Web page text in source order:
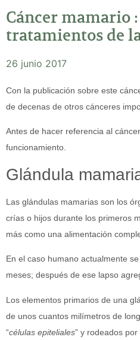
Cáncer mamario
tratamientos de
26 junio 2017
Con la publicación sobre este
de decenas de otros cánceres
Antes de hacer referencia al
funcionamiento.
Glándula
Las glándulas mamarias son los
crías o hijos durante los primeros
más como una alimentación
En el caso humano actualmente
meses; después de ese lapso
Los elementos primarios de una
de unos cuantos milímetros de
“células epiteliales” y rodeados por